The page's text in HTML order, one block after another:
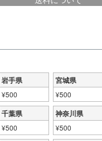
岩手県
¥500
宮城県
¥500
千葉県
¥500
神奈川県
¥500